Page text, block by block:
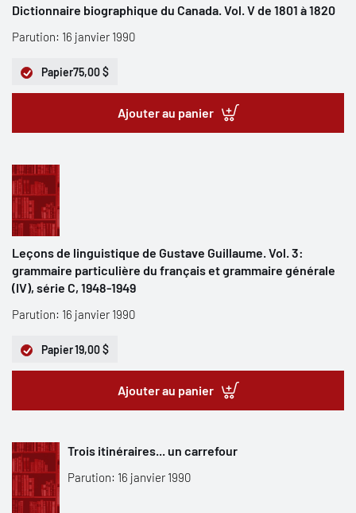
Dictionnaire biographique du Canada. Vol. V de 1801 à 1820
Parution: 16 janvier 1990
Papier75,00 $
Ajouter au panier
Leçons de linguistique de Gustave Guillaume. Vol. 3:
grammaire particulière du français et grammaire générale
(IV), série C, 1948-1949
Parution: 16 janvier 1990
Papier19,00 $
Ajouter au panier
Trois itinéraires... un carrefour
Parution: 16 janvier 1990